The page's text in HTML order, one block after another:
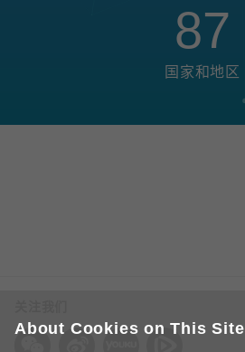
87
国家和地区
About Cookies on This Site